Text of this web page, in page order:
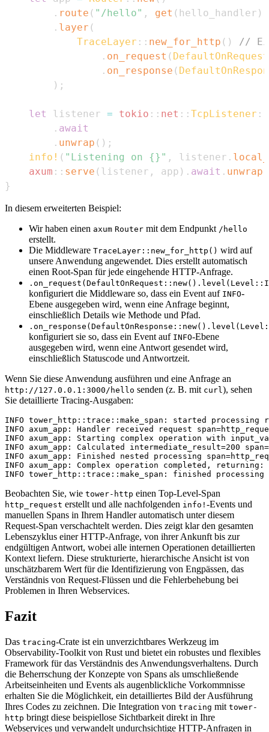
. route ( "/hello" , get ( hello_handler )
. layer (
TraceLayer :: new_for_http ( )
//
. on_request ( DefaultOnRequest
. on_response (
) ;
let listener = tokio :: net :: TcpListener ::
. await
. unwrap ( ) ;
info! ( "Listening on {}" , listener .
axum :: serve ( listener , app ) . await . unwrap
}
In diesem erweiterten Beispiel:
Wir haben einen axum Router mit dem Endpunkt /hello
erstellt.
Die Middleware TraceLayer::new_for_http() wird auf
unsere Anwendung angewendet. Dies erstellt automatisch
einen Root-Span für jede eingehende HTTP-Anfrage.
konfiguriert die Middleware so, dass ein Event auf INFO-
Ebene ausgegeben wird, wenn eine Anfrage beginnt,
einschließlich Details wie Methode und Pfad.
konfiguriert sie so, dass ein Event auf INFO-Ebene
ausgegeben wird, wenn eine Antwort gesendet wird,
einschließlich Statuscode und Antwortzeit.
Wenn Sie diese Anwendung ausführen und eine Anfrage an
http://127.0.0.1:3000/hello senden (z. B. mit curl ), sehen
Sie detaillierte Tracing-Ausgaben:
INFO tower_http::trace::make_span: started processing
INFO axum_app: Handler received request
INFO axum_app: Starting complex operation with
INFO axum_app: Calculated intermediate_result=200
INFO axum_app: Finished nested processing
INFO axum_app: Complex operation completed,
Beobachten Sie, wie tower-http einen Top-Level-Span
http_request erstellt und alle nachfolgenden info! -Events und
manuellen Spans in Ihrem Handler automatisch unter diesem
Request-Span verschachtelt werden. Dies zeigt klar den gesamten
Lebenszyklus einer HTTP-Anfrage, von ihrer Ankunft bis zur
endgültigen Antwort, wobei alle internen Operationen detaillierten
Kontext liefern. Diese strukturierte, hierarchische Ansicht ist von
unschätzbarem Wert für die Identifizierung von Engpässen, das
Verständnis von Request-Flüssen und die Fehlerbehebung bei
Problemen in Ihren Webservices.
Fazit
Das tracing-Crate ist ein unverzichtbares Werkzeug im
Observability-Toolkit von Rust und bietet ein robustes und flexibles
Framework für das Verständnis des Anwendungsverhaltens. Durch
die Beherrschung der Konzepte von Spans als umschließende
Arbeitseinheiten und Events als augenblickliche Vorkommnisse
erhalten Sie die Möglichkeit, ein detailliertes Bild der Ausführung
Ihres Codes zu zeichnen. Die Integration von tracing mit tower-
http bringt diese beispiellose Sichtbarkeit direkt in Ihre
Webservices und verwandelt undurchsichtige HTTP-Anfragen in